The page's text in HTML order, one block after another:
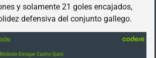
y solamente 21 goles encajados,
defensiva del conjunto gallego.